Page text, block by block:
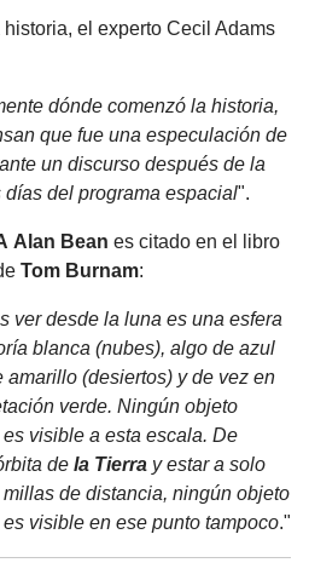
el experto Cecil Adams
dónde comenzó la historia,
que fue una especulación de
un discurso después de la
del programa espacial".
Alan Bean es citado en el libro
Tom Burnam:
ver desde la luna es una esfera
blanca (nubes), algo de azul
amarillo (desiertos) y de vez en
verde. Ningún objeto
visible a esta escala. De
de la Tierra y estar a solo
de distancia, ningún objeto
visible en ese punto tampoco."